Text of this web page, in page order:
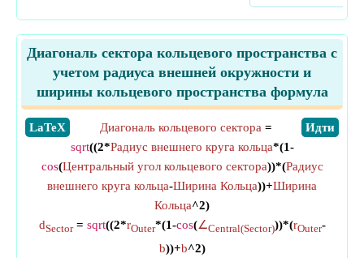
Диагональ сектора кольцевого пространства с
учетом радиуса внешней окружности и
ширины кольцевого пространства формула
​LaTeX ​Идти
Диагональ кольцевого сектора =
sqrt((2*Радиус внешнего круга кольца*(1-
cos(Центральный угол кольцевого сектора))*(Радиус
внешнего круга кольца-Ширина Кольца))+Ширина
Кольца^2)
dSector= sqrt((2*rOuter*(1-cos(∠Central(Sector)))*(rOuter-
b))+b^2)